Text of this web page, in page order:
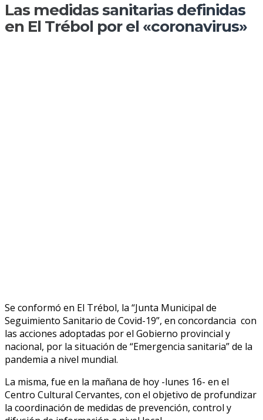
Las medidas sanitarias definidas
en El Trébol por el «coronavirus»
Se conformó en El Trébol, la “Junta Municipal de
Seguimiento Sanitario de Covid-19”, en concordancia con
las acciones adoptadas por el Gobierno provincial y
nacional, por la situación de “Emergencia sanitaria” de la
pandemia a nivel mundial.
La misma, fue en la mañana de hoy -lunes 16- en el
Centro Cultural Cervantes, con el objetivo de profundizar
la coordinación de medidas de prevención, control y